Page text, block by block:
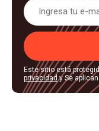
Este sitio está
privacidady Se